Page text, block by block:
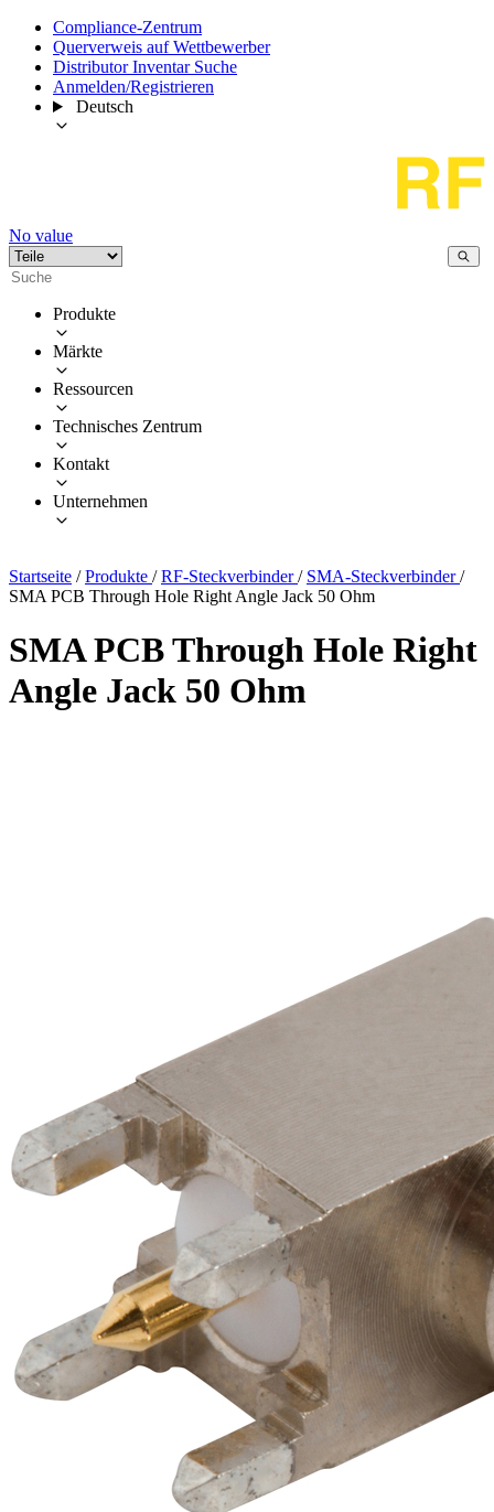
Compliance-Zentrum
Querverweis auf Wettbewerber
Distributor Inventar Suche
Anmelden/Registrieren
Deutsch
No value
Produkte
Märkte
Ressourcen
Technisches Zentrum
Kontakt
Unternehmen
Startseite / Produkte / RF-Steckverbinder/ SMA-Steckverbinder/
SMA PCB Through Hole Right Angle Jack 50 Ohm
SMA PCB Through Hole Right
Angle Jack 50 Ohm